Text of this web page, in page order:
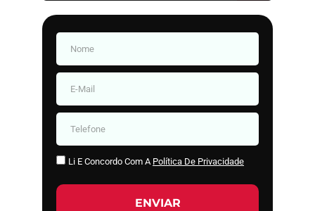
Li E Concordo Com A Política De Privacidade
ENVIAR